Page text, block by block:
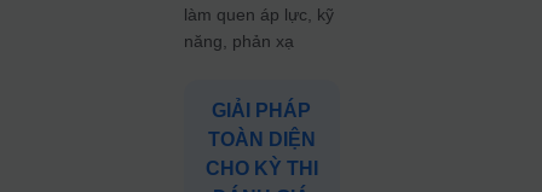
làm quen áp lực, kỹ
năng, phản xạ
GIẢI PHÁP
TOÀN DIỆN
CHO KỲ THI